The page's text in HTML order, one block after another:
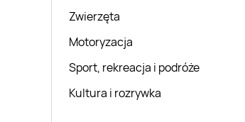
Zwierzęta
Motoryzacja
Sport, rekreacja i podróże
Kultura i rozrywka